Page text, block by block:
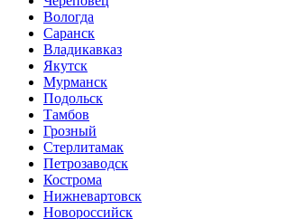
Вологда
Саранск
Владикавказ
Якутск
Мурманск
Подольск
Тамбов
Грозный
Стерлитамак
Петрозаводск
Кострома
Нижневартовск
Новороссийск